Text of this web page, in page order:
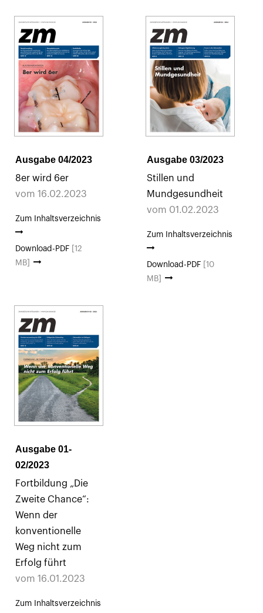
Ausgabe 04/2023
8er wird 6er
vom 16.02.2023
Zum Inhaltsverzeichnis
Download-PDF
[12
MB]
Ausgabe 03/2023
Stillen und
Mundgesundheit
vom 01.02.2023
Zum Inhaltsverzeichnis
Download-PDF
[10
MB]
Ausgabe 01-
02/2023
Fortbildung „Die
Zweite Chance“:
Wenn der
konventionelle
Weg nicht zum
Erfolg führt
vom 16.01.2023
Zum Inhaltsverzeichnis